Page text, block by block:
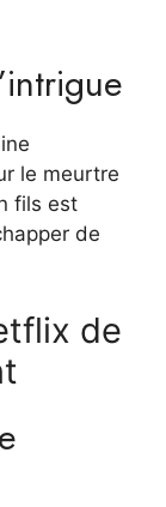
le meurtre
fils est
de
de